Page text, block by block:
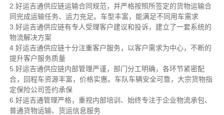
2.好运吉通供应链运输合同规范，并严格按照所签定的货物运输合
同完成运输任务、运力充足。车型丰富，能满足不同用车需求
3.好运吉通供应链有专人受理客户建议和投诉，建立了一套系统的
物流解决方案
4.好运吉通供应链十分注重客户服务，以客户需求为中心，不断的
提升客户服务质量
5.好运吉通供应链内部管理严谨，部门分工明确，各环节紧密配
合，回程车资源丰富，价格实惠。车队车辆安全可靠，大宗货物指
定保险公司签约承保
6.好运吉通管理严格，重视内部培训、始终专注于企业物流承包、
普通货物运输、货运信息服务